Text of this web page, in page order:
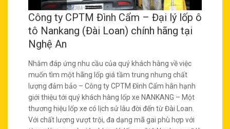
Công ty CPTM Đình Cẩm – Đại lý lốp ô
tô Nankang (Đài Loan) chính hãng tại
Nghệ An
Nhằm đáp ứng nhu cầu của quý khách hàng về việc
muốn tìm một hãng lốp giá tầm trung nhưng chất
lượng đảm bảo – Công ty CPTM Đình Cẩm hân hạnh
giới thiệu tới quý khách hàng lốp xe NANKANG – Một
thương hiệu lốp xe có lịch sử lâu đời đến từ Đài Loan.
Với chất lượng vượt trội, đa dạng mã gai phù hợp với